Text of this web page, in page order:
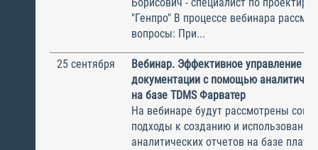
"Генпро" В процессе вебинара
вопросы: При...
25 сентября
Вебинар. Эффективное управление
документации с помощью
на базе TDMS Фарватер
На вебинаре будут рассмотрены
подходы к созданию и использованию
аналитических отчетов на базе